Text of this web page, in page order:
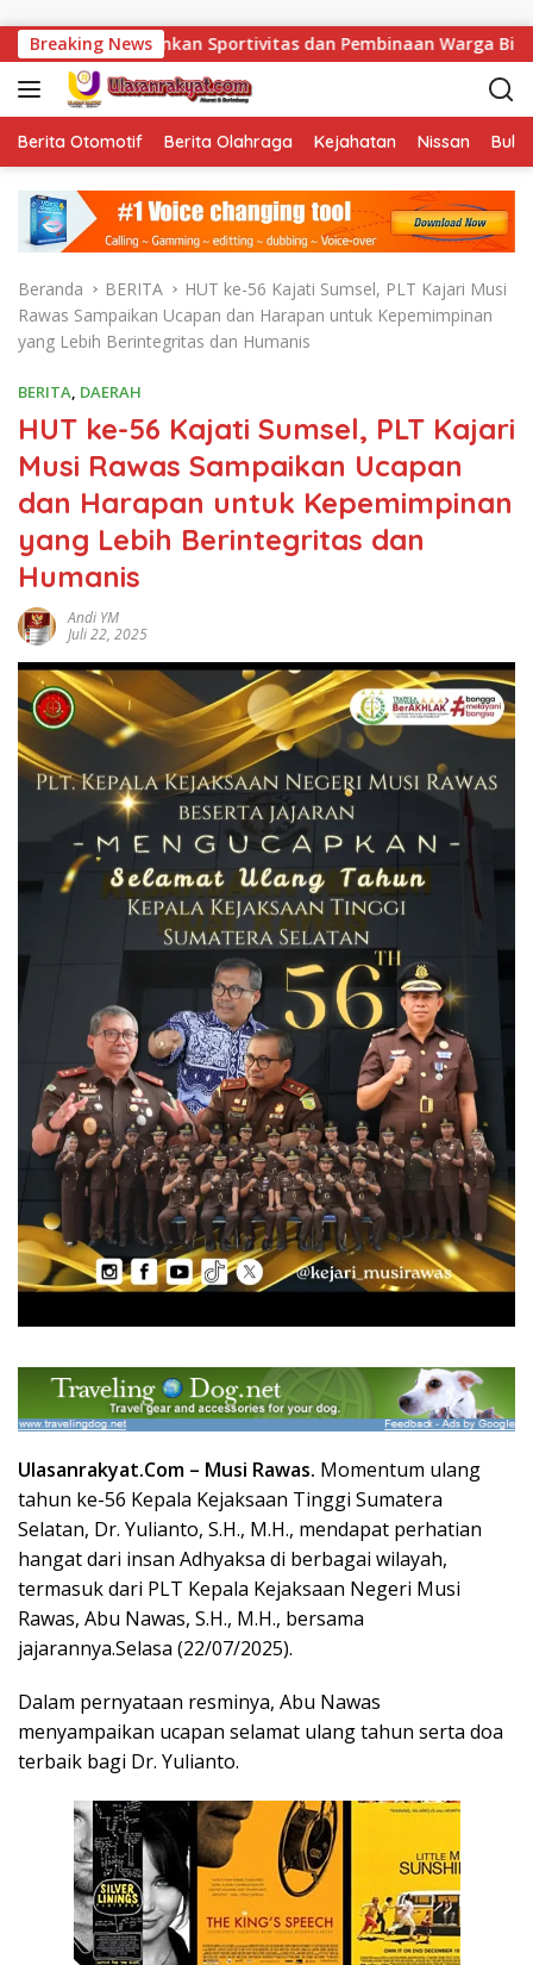
Breaking News
Sportivitas dan Pembinaan Warga Binaan.
Berita Otomotif Berita Olahraga Kejahatan Nissan
Beranda BERITA
HUT ke-56 Kajati Sumsel, PLT Kajari Musi
Rawas Sampaikan Ucapan dan Harapan untuk Kepemimpinan
yang Lebih Berintegritas dan Humanis
BERITA, DAERAH
HUT ke-56 Kajati Sumsel, PLT Kajari
Musi Rawas Sampaikan Ucapan
dan Harapan untuk Kepemimpinan
yang Lebih Berintegritas dan
Humanis
Andi YM
Juli 22, 2025
Ulasanrakyat.Com – Musi Rawas. Momentum ulang
tahun ke-56 Kepala Kejaksaan Tinggi Sumatera
Selatan, Dr. Yulianto, S.H., M.H., mendapat perhatian
hangat dari insan Adhyaksa di berbagai wilayah,
termasuk dari PLT Kepala Kejaksaan Negeri Musi
Rawas, Abu Nawas, S.H., M.H., bersama
jajarannya.Selasa (22/07/2025).
Dalam pernyataan resminya, Abu Nawas
menyampaikan ucapan selamat ulang tahun serta doa
terbaik bagi Dr. Yulianto.